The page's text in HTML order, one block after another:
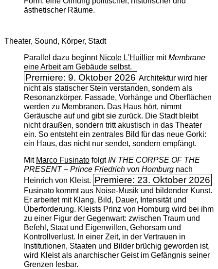
ästhetischer Räume.
Theater, Sound, Körper, Stadt
Parallel dazu beginnt Nicole L’Huilliermit ­Membrane
eine Arbeit am Gebäude selbst.
Premiere: 9. Oktober 2026 Architektur wird hier
nicht als statischer Stein verstanden, sondern als
Resonanzkörper. Fassade, Vorhänge und Oberflächen
werden zu Membranen. Das Haus hört, nimmt
Geräusche auf und gibt sie zurück. Die Stadt bleibt
nicht draußen, sondern tritt akustisch in das Theater
ein. So entsteht ein zentrales Bild für das neue Gorki:
ein Haus, das nicht nur sendet, sondern empfängt.
Mit Marco FusinatofolgtIN THE CORPSE OF THE
PRESENT – Prince Friedrich von Homburgnach
Heinrich von Kleist. Premiere: 23. Oktober 2026
Fusinato kommt aus Noise-Musik und bildender Kunst.
Er arbeitet mit Klang, Bild, Dauer, Intensität und
Überforderung. Kleists Prinz von Homburg wird bei ihm
zu einer Figur der Gegenwart: zwischen Traum und
Befehl, Staat und Eigenwillen, Gehorsam und
Kontrollverlust. In einer Zeit, in der Vertrauen in
Institutionen, Staaten und Bilder brüchig geworden ist,
wird Kleist als anarchischer Geist im Gefängnis seiner
Grenzen lesbar.